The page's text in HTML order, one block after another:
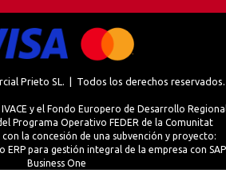
Prieto SL. | Todos los derechos reservados.
y el Fondo Europero de Desarrollo
Programa Operativo FEDER de la Comunitat
la concesión de una subvención y proyecto:
ERP para gestión integral de la empresa con SAP
Business One